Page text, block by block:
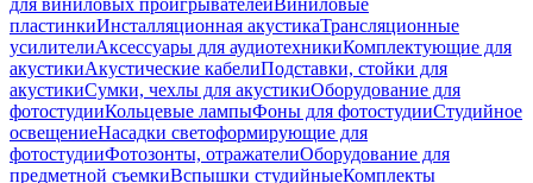
для виниловых проигрывателейВиниловые
пластинкиИнсталляционная акустикаТрансляционные
усилителиАксессуары для аудиотехникиКомплектующие для
акустикиАкустические кабелиПодставки, стойки для
акустикиСумки, чехлы для акустикиОборудование для
фотостудииКольцевые лампыФоны для фотостудииСтудийное
освещениеНасадки светоформирующие для
фотостудииФотозонты, отражателиОборудование для
предметной съемкиВспышки студийныеКомплекты